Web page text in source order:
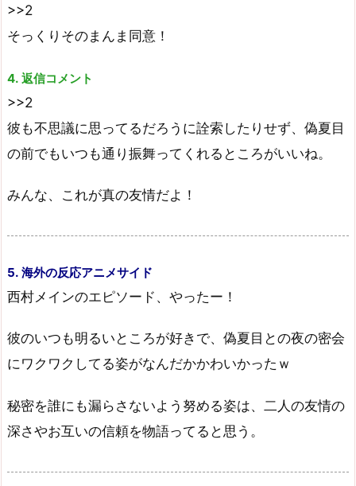
>>2
そっくりそのまんま同意！
4. 返信コメント
>>2
彼も不思議に思ってるだろうに詮索したりせず、偽夏目
の前でもいつも通り振舞ってくれるところがいいね。
みんな、これが真の友情だよ！
5. 海外の反応アニメサイド
西村メインのエピソード、やったー！
彼のいつも明るいところが好きで、偽夏目との夜の密会
にワクワクしてる姿がなんだかかわいかったｗ
秘密を誰にも漏らさないよう努める姿は、二人の友情の
深さやお互いの信頼を物語ってると思う。